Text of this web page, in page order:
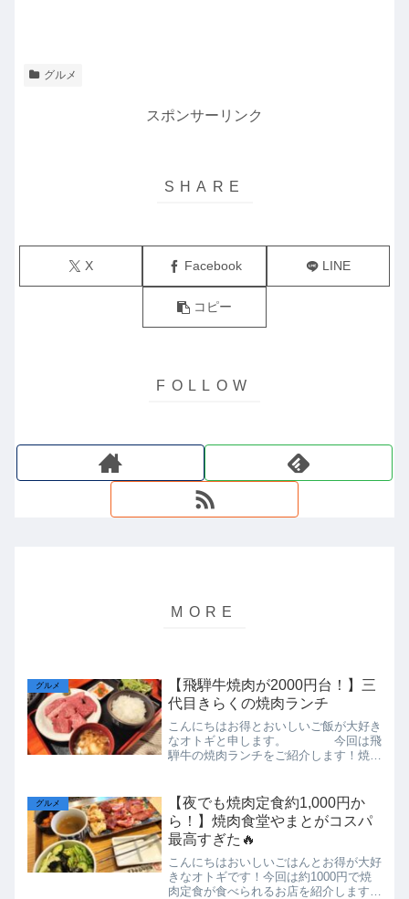
グルメ
スポンサーリンク
X Facebook LINE
コピー
グルメ
【飛騨牛焼肉が2000円台！】三
代目きらくの焼肉ランチ
こんにちはお得とおいしいご飯が大好き
なオトギと申します。 今回は飛
騨牛の焼肉ランチをご紹介します！焼
よね。今回は飛騨牛焼肉がいただける、
「焼肉三代目きらく」さんを...
グルメ
【夜でも焼肉定食約1,000円か
ら！】焼肉食堂やまとがコスパ
最高すぎた🔥
こんにちはおいしいごはんとお得が大好
きなオトギです！今回は約1000円で焼
肉定食が食べられるお店を紹介します。